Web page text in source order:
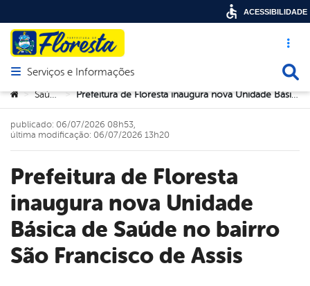
Acesso
Abrir menu principal de navegação
Serviços e Informações
Você está aqui:
> Saúde > Prefeitura de Floresta inaugura nova Unidade Básica de Saúde no bairro São Francisco de Assis
Prefeitura de Floresta
inaugura nova Unidade
Básica de Saúde no bairro
São Francisco de Assis
publicado: 06/07/2026 08h53,
última modificação: 06/07/2026 13h20
ACESSIBILIDADE